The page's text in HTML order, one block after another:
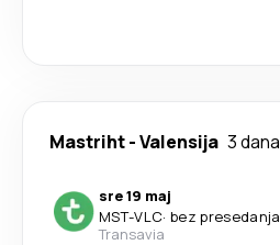
Mastriht-Valensija 3 dana
sre 19 maj
MST-VLC· bez presedanja
Transavia